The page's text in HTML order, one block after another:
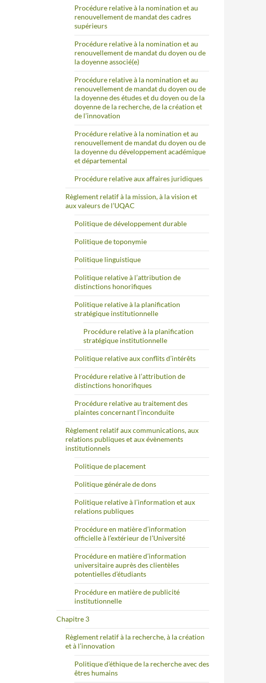
Procédure relative à la nomination et au
renouvellement de mandat des cadres
supérieurs
Procédure relative à la nomination et au
renouvellement de mandat du doyen ou de
la doyenne associé(e)
Procédure relative à la nomination et au
renouvellement de mandat du doyen ou de
la doyenne des études et du doyen ou de la
doyenne de la recherche, de la création et
de l’innovation
Procédure relative à la nomination et au
renouvellement de mandat du doyen ou de
la doyenne du développement académique
et départemental
Procédure relative aux affaires juridiques
Règlement relatif à la mission, à la vision et
aux valeurs de l’UQAC
Politique de développement durable
Politique de toponymie
Politique linguistique
Politique relative à l’attribution de
distinctions honorifiques
Politique relative à la planification
stratégique institutionnelle
Procédure relative à la planification
stratégique institutionnelle
Politique relative aux conflits d’intérêts
Procédure relative à l’attribution de
distinctions honorifiques
Procédure relative au traitement des
plaintes concernant l’inconduite
Règlement relatif aux communications, aux
relations publiques et aux évènements
institutionnels
Politique de placement
Politique générale de dons
Politique relative à l’information et aux
relations publiques
Procédure en matière d’information
officielle à l’extérieur de l’Université
Procédure en matière d’information
universitaire auprès des clientèles
potentielles d’étudiants
Procédure en matière de publicité
institutionnelle
Chapitre 3
Règlement relatif à la recherche, à la création
et à l’innovation
Politique d’éthique de la recherche avec des
êtres humains